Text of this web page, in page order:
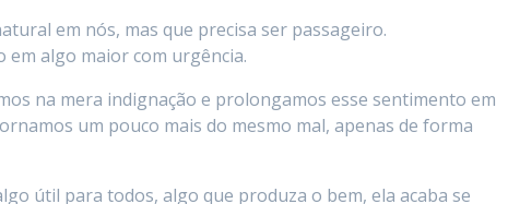
em nós, mas que precisa ser passageiro.
algo maior com urgência.
na mera indignação e prolongamos esse sentimento em
um pouco mais do mesmo mal, apenas de forma
útil para todos, algo que produza o bem, ela acaba se